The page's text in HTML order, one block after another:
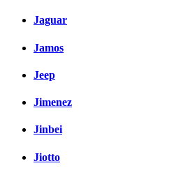
Jaguar
Jamos
Jeep
Jimenez
Jinbei
Jiotto